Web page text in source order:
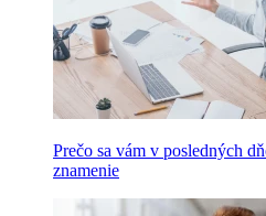
Prečo sa vám v posledných
znamenie